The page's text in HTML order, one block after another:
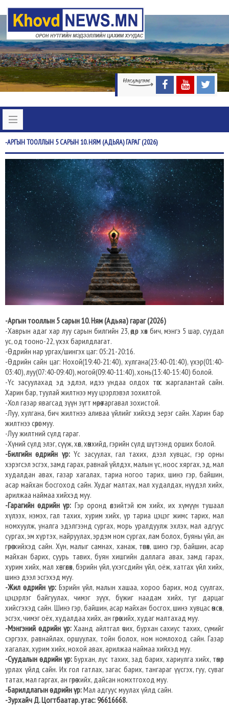
-АРГЫНТООЛЛЫН 5 САРЫН 10. НЯМ (АДЬЯА) ГАРАГ (2026)
-Аргын тооллын 5 сарын 10. Ням (Адьяа) гараг (2026)
-Хаврын адаг хар луу сарын билгийн 23, өдөр хөх бич, мэнгэ 5 шар, суудал
ус, од тооно-22, үхэх барилдлагат.
-Өдрийн нар ургах/шингэх цаг: 05:21-20:16.
-Өдрийн сайн цаг: Нохой(19:40-21:40), хулгана(23:40-01:40), үхэр(01:40-
03:40), луу(07:40-09:40), могой(09:40-11:40), хонь(13:40-15:40) болой.
-Үс засуулахад эд эдлэл, идээ ундаа олдох төгс жаргалантай сайн.
Харин бар, туулай жилтнээ муу цээрлэвэл зохилтой.
-Хол газар явагсад зүүн зүгт мөрөө гаргавал зохистой.
-Луу, хулгана, бич жилтнээ аливаа үйлийг хийхэд эерэг сайн. Харин бар
жилтнээ сөрөг муу.
-Луу жилтний сүлд гараг.
-Хүний сүлд элэг, сүүж, хөл, хөмхийд, гэрийн сүлд шүтээнд орших болой.
-Билгийн өдрийн үр:Үс засуулах, гал тахих, дээл хувцас, гэр орны
хэрэгсэл эсгэх, замд гарах, равнай үйлдэх, малын үс, ноос хяргах, эд, мал
худалдан авах, газар хагалах, тариа ногоо тарих, шинэ гэр, байшин,
асар майхан босгоход сайн. Худаг малтах, мал худалдах, нүүдэл хийх,
арилжаа наймаа хийхэд муу.
-Гарагийн өдрийн үр: Гэр оронд өлзийтэй юм хийх, их хүмүүн тушаал
хүлээх, нэмэх, гал тахих, хурим хийх, үр тариа цэцэг жимс тарих, мал
номхуулж, уналга эдэлгээнд сургах, морь уралдуулж эхлэх, мал адгуус
сургах, эм хүртэх, найруулах, эрдэм ном сургах, лам болох, буяны үйл, ан
гөрөө хийхэд сайн. Хүн, малыг самнах, ханаж, төнөх, шинэ гэр, байшин, асар
майхан барих, суурь тавих, буян хишгийн даллага авах, замд гарах,
хурим хийх, мал хөнгөлөх, бэрийн үйл, үхэгсдийн үйл, оёж, хатгах үйл хийх,
шинэ дээл эсгэхэд муу.
-Жил өдрийн үр: Бэрийн үйл, малын хашаа, хороо барих, мод суулгах,
цэцэрлэг байгуулах, чимэг зүүх, бүжиг наадам хийх, туг дарцаг
хийсгэхэд сайн. Шинэ гэр, байшин, асар майхан босгох, шинэ хувцас өмсөх,
эсгэх, чимэг оёх, худалдаа хийх, ан гөрөө хийх, худаг малтахад муу.
-Мэнгэний өдрийн үр:Хаанд айлтгал өчих, бурхан сахиус тахих, сүмийг
сэргээх, равнайлах, оршуулах, тойн болох, ном номлоход сайн. Газар
хагалах, хурим хийх, нохой авах, арилжаа наймаа хийхэд муу.
-Суудалын өдрийн үр:Бурхан, лус тахих, зад барих, хариулга хийх, төмөр
урлах үйлд сайн. Их гол гатлах, загас барих, тангараг үүсгэх, гуу, суваг
татах, мал гаргах, ан гөрөө хийх, дайсан номхтгоход муу.
-Барилдлагын өдрийн үр:Мал адгуус муулах үйлд сайн.
-Зурхайч Д. Цогтбаатар. утас: 96616668.